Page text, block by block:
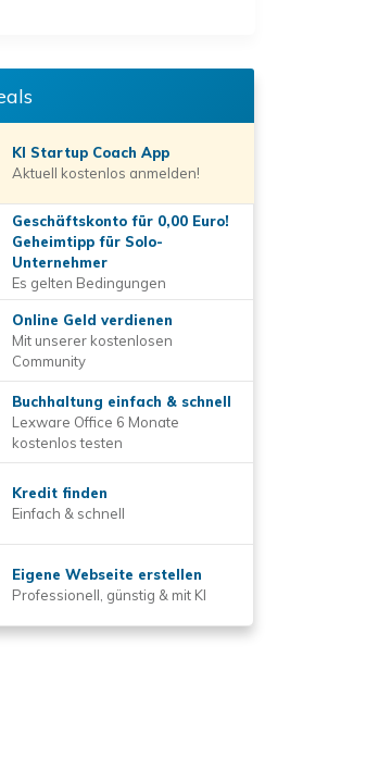
KI Startup Coach App
Aktuell kostenlos anmelden!
Geschäftskonto für 0,00 Euro!
Geheimtipp für Solo-
Unternehmer
Es gelten Bedingungen
Online Geld verdienen
Mit unserer kostenlosen
Community
Buchhaltung einfach & schnell
Lexware Office 6 Monate
kostenlos testen
Kredit finden
Einfach & schnell
Eigene Webseite erstellen
Professionell, günstig & mit KI